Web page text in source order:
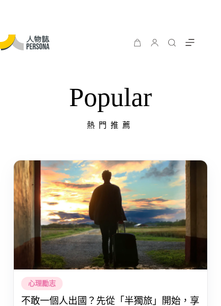
Popular
熱門推薦
心理勵志
不敢一個人出國？先從「半獨旅」開始，享